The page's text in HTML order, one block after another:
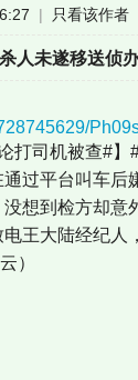
| 只看该作者
人未遂移送侦
打司机被查#
过平台叫车后
想到检方却意
王大陆经纪人
）